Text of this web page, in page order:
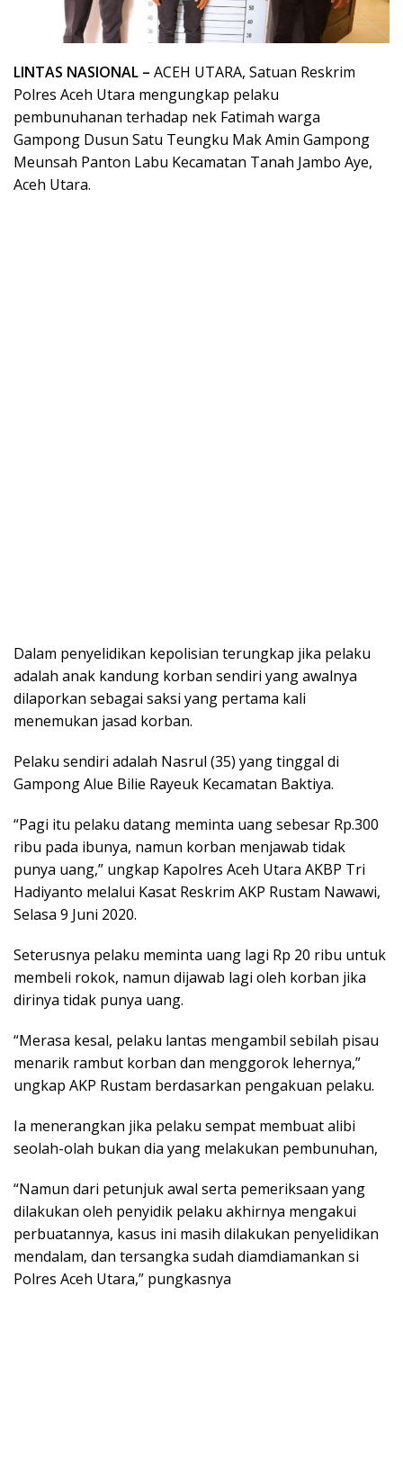
LINTAS NASIONAL – ACEH UTARA, Satuan Reskrim
Polres Aceh Utara mengungkap pelaku
pembunuhanan terhadap nek Fatimah warga
Gampong Dusun Satu Teungku Mak Amin Gampong
Meunsah Panton Labu Kecamatan Tanah Jambo Aye,
Aceh Utara.
Dalam penyelidikan kepolisian terungkap jika pelaku
adalah anak kandung korban sendiri yang awalnya
dilaporkan sebagai saksi yang pertama kali
menemukan jasad korban.
Pelaku sendiri adalah Nasrul (35) yang tinggal di
Gampong Alue Bilie Rayeuk Kecamatan Baktiya.
“Pagi itu pelaku datang meminta uang sebesar Rp.300
ribu pada ibunya, namun korban menjawab tidak
punya uang,” ungkap Kapolres Aceh Utara AKBP Tri
Hadiyanto melalui Kasat Reskrim AKP Rustam Nawawi,
Selasa 9 Juni 2020.
Seterusnya pelaku meminta uang lagi Rp 20 ribu untuk
membeli rokok, namun dijawab lagi oleh korban jika
dirinya tidak punya uang.
“Merasa kesal, pelaku lantas mengambil sebilah pisau
menarik rambut korban dan menggorok lehernya,”
ungkap AKP Rustam berdasarkan pengakuan pelaku.
Ia menerangkan jika pelaku sempat membuat alibi
seolah-olah bukan dia yang melakukan pembunuhan,
“Namun dari petunjuk awal serta pemeriksaan yang
dilakukan oleh penyidik pelaku akhirnya mengakui
perbuatannya, kasus ini masih dilakukan penyelidikan
mendalam, dan tersangka sudah diamdiamankan si
Polres Aceh Utara,” pungkasnya